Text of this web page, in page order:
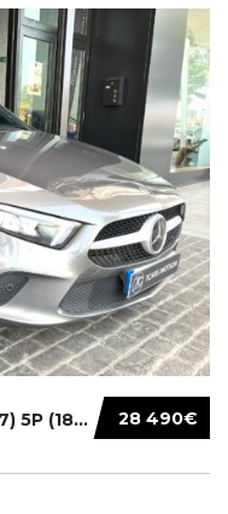
28 490€
MERCEDES BENZ CLASE A (W 177) 5P (18-) 2020....